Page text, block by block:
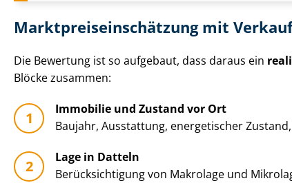
Markt­preis­ein­schät­zung mit
Die Bewertung ist so aufgebaut, dass daraus ein
Blöcke zusammen:
Immobilie und Zustand vor Ort
Baujahr, Ausstattung, energetischer
Lage in Datteln
Be­rück­sich­ti­gung von Makrolage und